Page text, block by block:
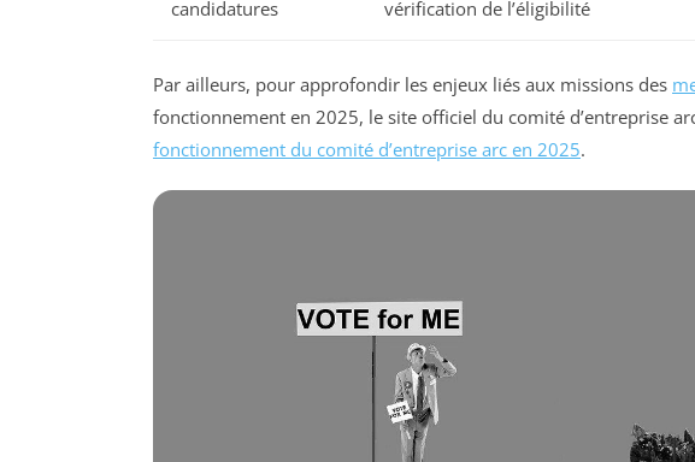
candidatures
vérification de l’éligibilité
Par ailleurs, pour approfondir les enjeux liés aux missions des
fonctionnement en 2025, le site officiel du comité d’entreprise
fonctionnement du comité d’entreprise arc en 2025.